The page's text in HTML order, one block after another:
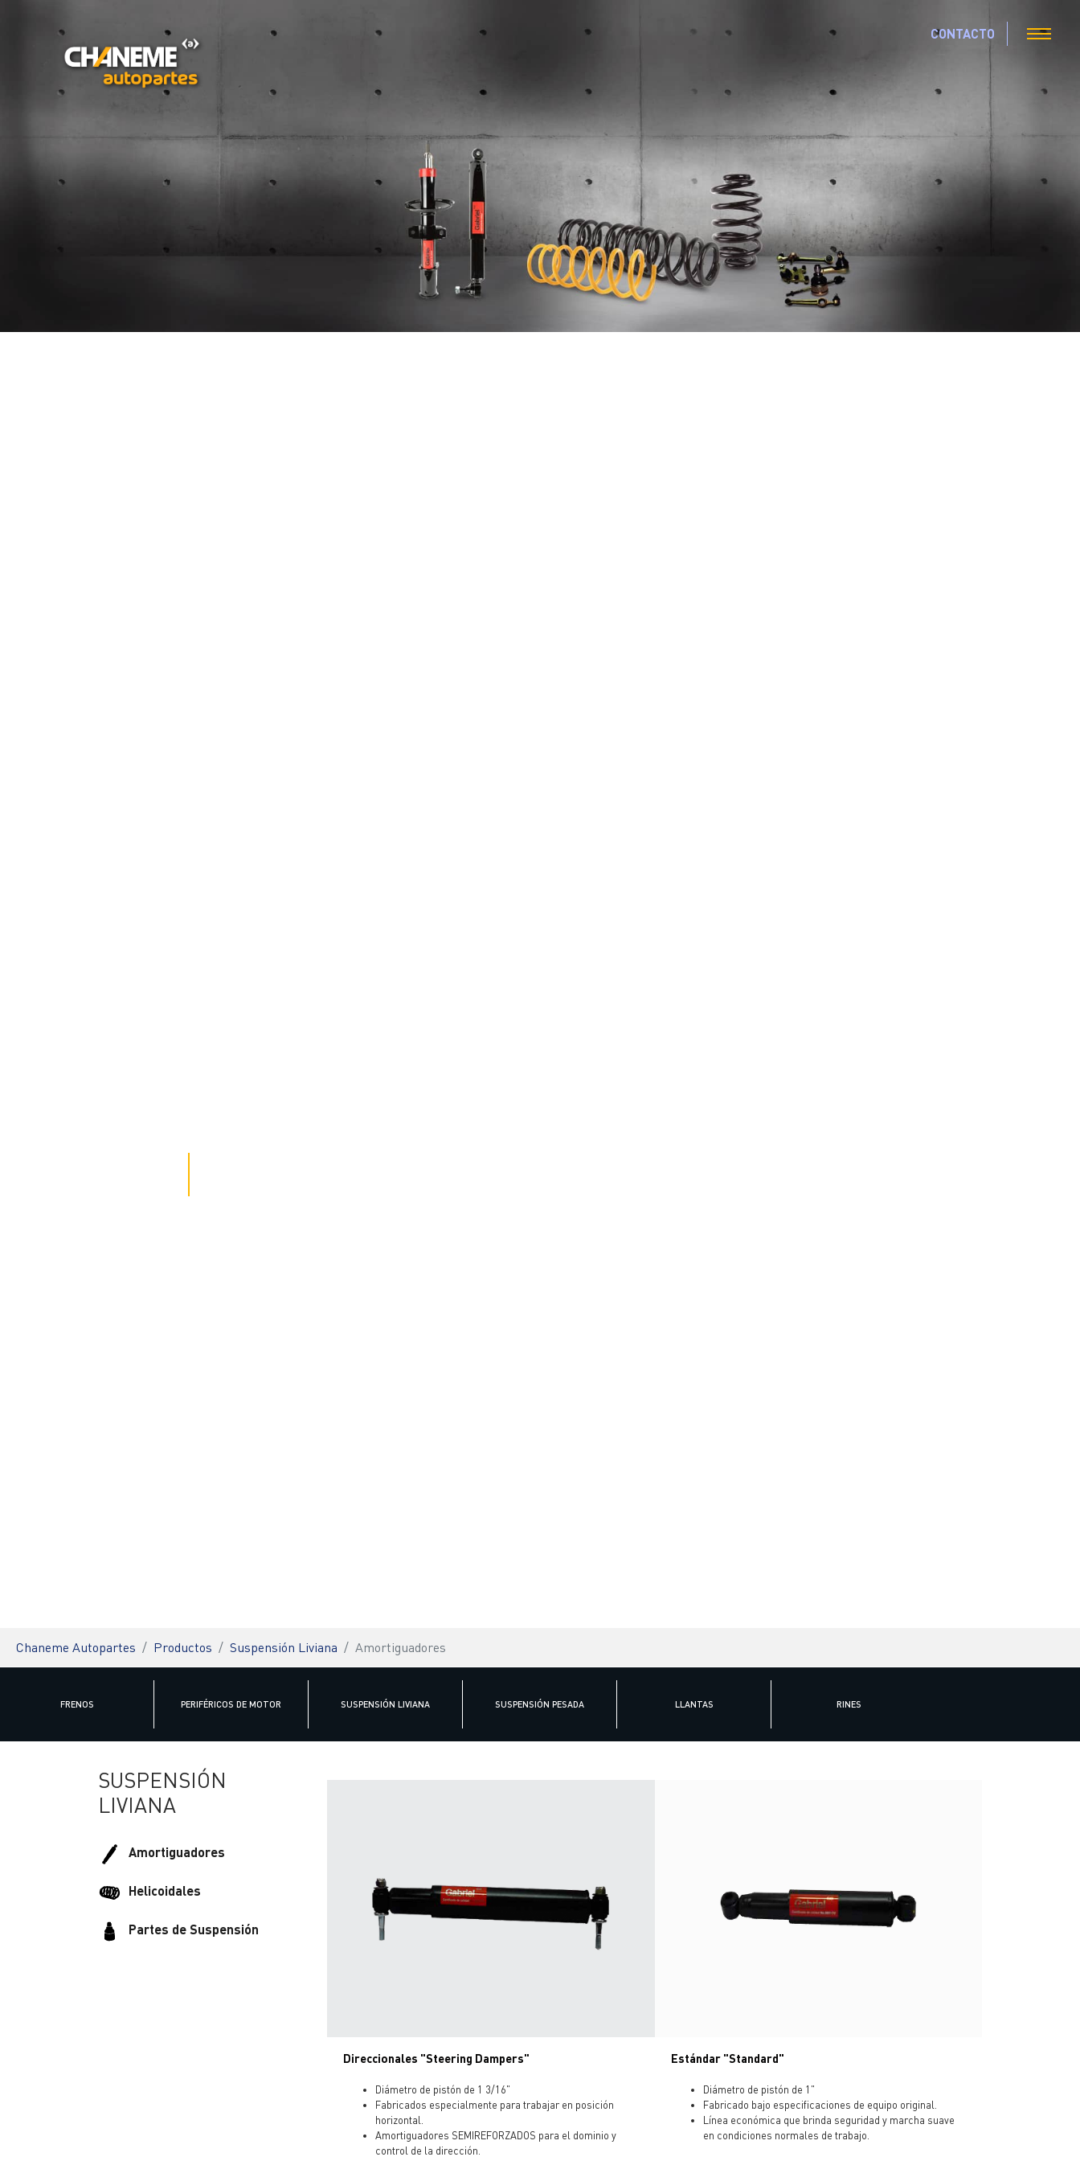
CONTACTO
Chaneme Autopartes Productos Suspensión Liviana Amortiguadores
FRENOS PERIFÉRICOS DE MOTOR SUSPENSIÓN LIVIANA SUSPENSIÓN PESADA LLANTAS RINES
Direccionales "Steering Dampers"
Diámetro de pistón de 1 3/16"
Fabricados especialmente para trabajar en posición
horizontal.
Amortiguadores SEMIREFORZADOS para el dominio y
control de la dirección.
Estándar "Standard"
Diámetro de pistón de 1"
Fabricado bajo especificaciones de equipo original.
Línea económica que brinda seguridad y marcha suave
en condiciones normales de trabajo.
SUSPENSIÓN
LIVIANA
Amortiguadores
Helicoidales
Partes de Suspensión